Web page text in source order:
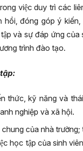
việc duy trì các
đóng góp ý
và sự đáp ứng
trình đào tạo.
thức, kỹ năng và
nghiệp và xã hội.
của nhà
học tập của sinh